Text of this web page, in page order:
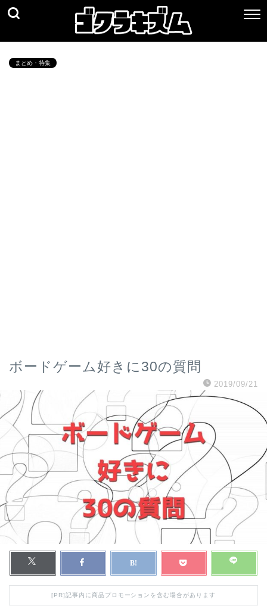
まとめ・特集
ボードゲーム好きに30の質問
2019/09/21
[PR]記事内に商品プロモーションを含む場合があります